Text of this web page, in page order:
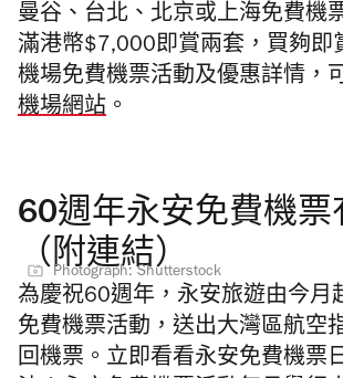
曼谷、台北、北京或上海免費機
滿港幣$7,000即賞兩套，買夠即
機場免費機票活動及優惠詳情，
機場網站 。
60週年永安免費機票
（附連結）
Photograph: Shutterstock
為慶祝60週年，永安旅遊由今月
免費機票活動，送出大灣區航空
回機票。立即看看永安免費機票